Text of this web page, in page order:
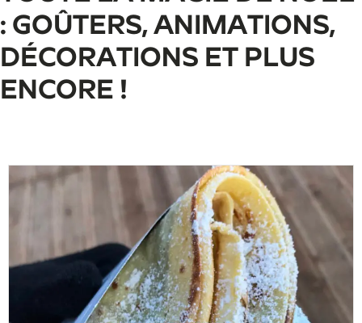
: GOÛTERS, ANIMATIONS,
DÉCORATIONS ET PLUS
ENCORE !